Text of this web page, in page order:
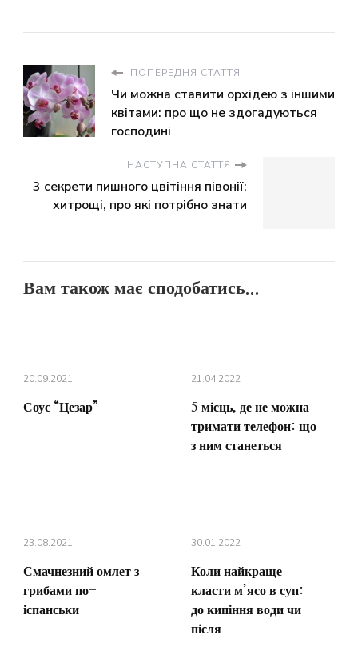
ПОПЕРЕДНЯ СТАТТЯ
Чи можна ставити орхідею з іншими
квітами: про що не здогадуються
господині
НАСТУПНА СТАТТЯ
3 секрети пишного цвітіння півонії:
хитрощі, про які потрібно знати
Вам також має сподобатись...
20.09.2021
Соус “Цезар”
21.04.2022
5 місць, де не можна
тримати телефон: що
з ним станеться
23.08.2021
Смачнезний омлет з
грибами по-
іспанськи
30.01.2022
Коли найкраще
класти м’ясо в суп:
до кипіння води чи
після